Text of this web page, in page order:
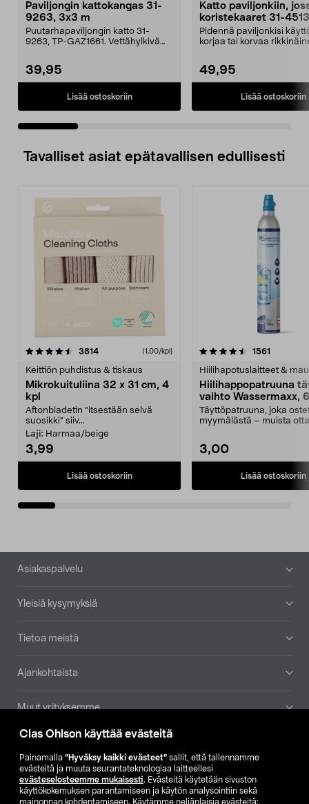
Clas Ohlson käyttää evästeitä
Painamalla ”Hyväksy kaikki evästeet” sallit, että tallennamme
evästeitä ja muuta seurantateknologiaa laitteellesi
evästeselosteemme mukaisesti. Evästeitä käytetään sivuston
käyttökokemuksen parantamiseen ja käytön analysointiin sekä
mainonnan kohdentamiseen. Käytämme neljänlaisia evästeitä:
Paviljongin kattokangas 31-
9263, 3x3 m
Puutarhapaviljongin katto 31-
9263, TP-GAZ1661. Vettähylkivä
39,95
Lisää ostoskoriin
Katto paviljonkiin,
koristekaaret 31-4513
Pidennä paviljonkisi
korjaa tai korvaa
49,95
Lisää ostoskoriin
Tavalliset asiat epätavallisen edullisesti
3814arvostelut (1,00/kpl)
Keittiön puhdistus & tiskaus
Mikrokuituliina 32 x 31 cm, 4
kpl
Aftonbladetin "itsestään selvä
suosikki" siiv...
Laji: Harmaa/beige
3,99
Lisää ostoskoriin
4.5viidestä
1561
Hiilihapotuslaitteet &
Hiilihappopatruuna
vaihto Wassermaxx,
Täyttöpatruuna, joka
myymälästä – muista
3,00
Lisää ostoskoriin
4.5viidestä
Alatunniste
Asiakaspalvelu
Yleisiä kysymyksiä
Tietoa meistä
Ajankohtaista
Muut yrityksemme
Etsi myymälä
SE NO FI
FI SV